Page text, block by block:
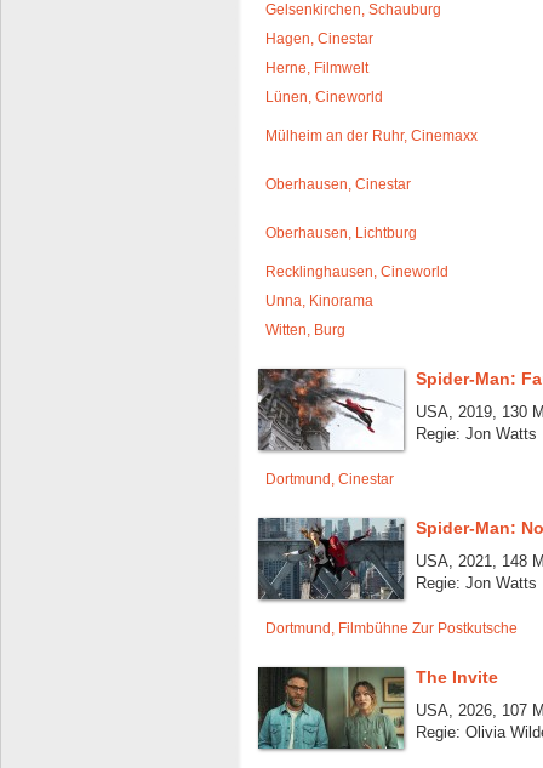
Gelsenkirchen, Schauburg
Hagen, Cinestar
Herne, Filmwelt
Lünen, Cineworld
Mülheim an der Ruhr, Cinemaxx
Oberhausen, Cinestar
Oberhausen, Lichtburg
Recklinghausen, Cineworld
Unna, Kinorama
Witten, Burg
Spider-Man:
USA, 2019, 130
Regie: Jon Watts
Dortmund, Cinestar
Spider-Man:
USA, 2021, 148
Regie: Jon Watts
Dortmund, Filmbühne Zur Postkutsche
The Invite
USA, 2026, 107
Regie: Olivia